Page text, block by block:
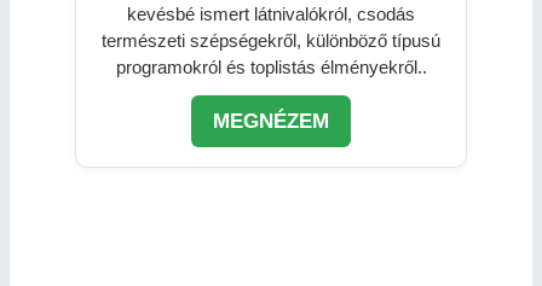
kevésbé ismert látnivalókról, csodás
természeti szépségekről, különböző típusú
programokról és toplistás élményekről..
MEGNÉZEM